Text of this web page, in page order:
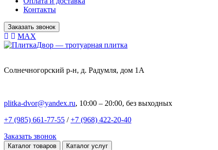
Контакты
Заказать звонок
MAX
Солнечногорский р-н, д. Радумля, дом 1А
plitka-dvor@yandex.ru, 10:00 – 20:00, без выходных
+7 (985) 661-77-55 / +7 (968) 422-20-40
Заказать звонок
Каталог товаров Каталог услуг